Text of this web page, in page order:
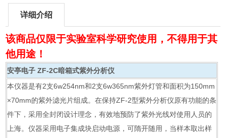
详细介绍
该商品仅限于实验室科学研究使用，不得用于其
他用途！
安亭电子ZF-2C暗箱式紫外分析仪
本仪器是有2支6w254nm和2支6w365nm紫外灯管和面积为150mm
×70mm的紫外滤光片组成。在保持ZF-2型紫外分析仪原有功能的条
件下，采用全封闭设计理念，有效地预防了紫外光线对使用人员的
上海。仪器采用电子集成块启动电源，可隋开随用，当样本取出样